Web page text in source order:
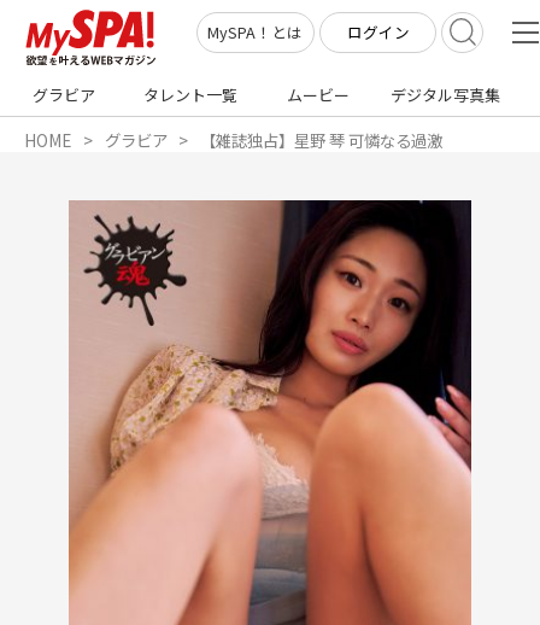
MySPA！とは ログイン
グラビア タレント一覧 ムービー デジタル写真集
HOME グラビア 【雑誌独占】星野 琴 可憐なる過激